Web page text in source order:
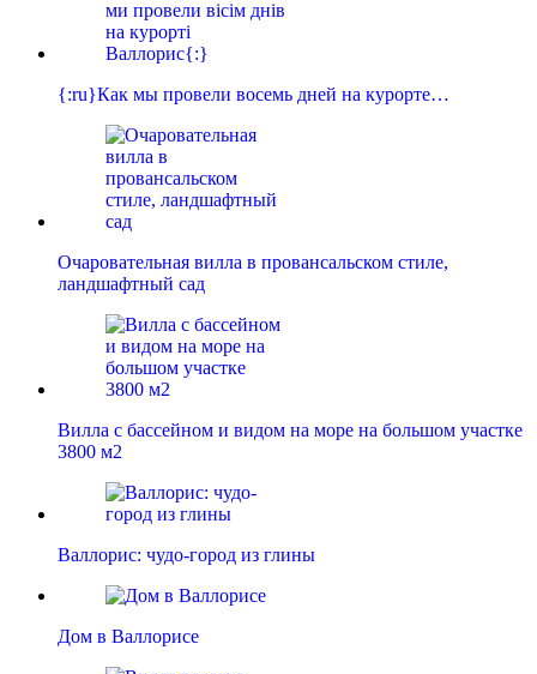
{:ru}Как мы провели восемь дней на курорте…
Очаровательная вилла в провансальском стиле,
ландшафтный сад
Вилла с бассейном и видом на море на большом участке
3800 м2
Валлорис: чудо-город из глины
Дом в Валлорисе